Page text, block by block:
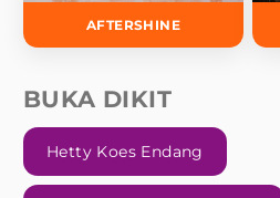
AFTERSHINE
BUKA DIKIT
Hetty Koes Endang